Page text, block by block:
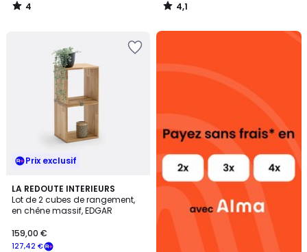
4
/
4,1
/
Prix exclusif
LA REDOUTE INTERIEURS
Lot de 2 cubes de rangement,
en chêne massif, EDGAR
127,42 €
159,00 €
4,5
/ 5
Alma
sans